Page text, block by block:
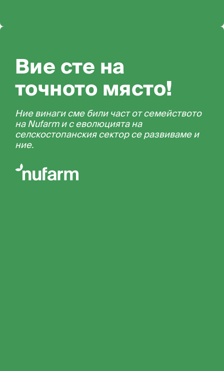
Вие сте на
точното място!
Ние винаги сме били част от семейството
на Nufarm и с еволюцията на
селскостопанския сектор се развиваме и
ние.